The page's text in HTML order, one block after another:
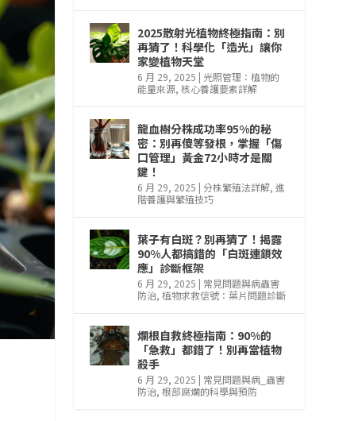
2025散射光植物終極指南：別
再猜了！科學化「造光」讓你
家變植物天堂
6 月 29, 2025 | 光照管理：植物的
能量來源,核心養護要素詳解
龍血樹分株成功率95%的秘
密：別再傻等發根，掌握「傷
口管理」黃金72小時才是關
鍵！
6 月 29, 2025 |分株繁殖法詳解,進
階養護與繁殖技巧
葉子有白斑？別再猜了！揭露
90%人都搞錯的「白斑連鎖效
應」診斷框架
6 月 29, 2025 | 常見問題與病蟲害
防治,植物求救信號：葉片問題診斷
爛根自救終極指南：90%的
「急救」都錯了！別再當植物
殺手
6 月 29, 2025 | 常見問題與病_蟲害
防治,根部腐爛的科學與預防